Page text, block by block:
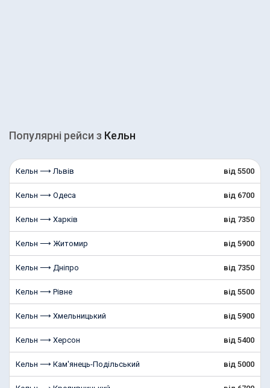
Популярні рейcи з Кельн
Кельн ⟶ Львів від 5500
Кельн ⟶ Одеса від 6700
Кельн ⟶ Харків від 7350
Кельн ⟶ Житомир від 5900
Кельн ⟶ Дніпро від 7350
Кельн ⟶ Рівне від 5500
Кельн ⟶ Хмельницький від 5900
Кельн ⟶ Херсон від 5400
Кельн ⟶ Кам'янець-Подільський від 5000